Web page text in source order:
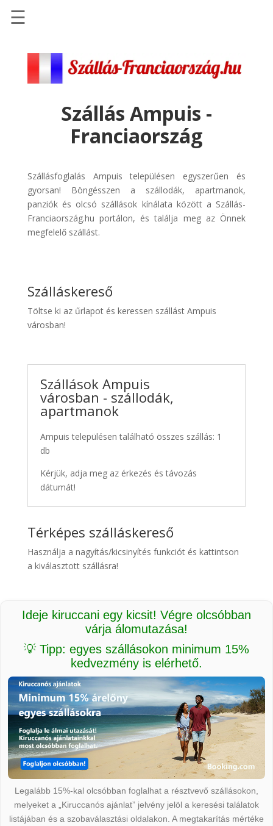
Szállások
Repülőjegy
pénzvisszatérítéssel
Discover
Cars
Transzfer
☰
Szállás Ampuis -
Franciaország
Szállásfoglalás Ampuis településen egyszerűen és
gyorsan! Böngésszen a szállodák, apartmanok,
panziók és olcsó szállások kínálata között a Szállás-
Franciaország.hu portálon, és találja meg az Önnek
megfelelő szállást.
Szálláskereső
Töltse ki az űrlapot és keressen szállást Ampuis
városban!
Szállások Ampuis
városban - szállodák,
apartmanok
Ampuis településen található összes szállás: 1
db
Kérjük, adja meg az érkezés és távozás
dátumát!
Térképes szálláskereső
Használja a nagyítás/kicsinyítés funkciót és kattintson
a kiválasztott szállásra!
Ideje kiruccani egy kicsit! Végre olcsóbban
várja álomutazása!
💡 Tipp: egyes szállásokon minimum 15%
kedvezmény is elérhető.
Legalább 15%-kal olcsóbban foglalhat a résztvevő szállásokon,
melyeket a „Kiruccanós ajánlat” jelvény jelöl a keresési találatok
listájában és a szobaválasztási oldalakon. A megtakarítás mértéke